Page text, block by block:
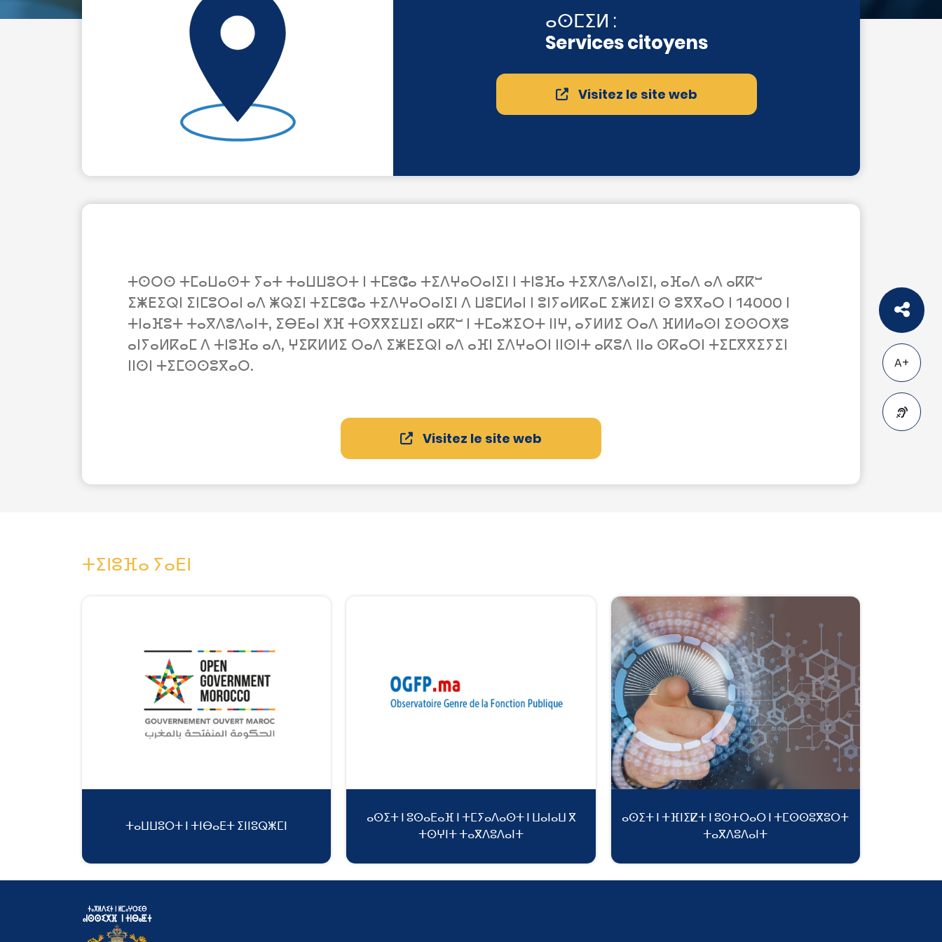
ⴰⵙⵎⵉⵍ :
Services citoyens
Visitez le site web
ⵜⵙⵔⵙ ⵜⵎⴰⵡⴰⵙⵜ ⵢⴰⵜ ⵜⴰⵡⵡⵓⵔⵜ ⵏ ⵜⵎⵓⵛⴰ ⵜⵉⴷⵖⴰⵔⴰⵏⵉⵏ ⵏ ⵜⵏⵓⴼⴰ ⵜⵉⴳⴷⵓⴷⴰⵏⵉⵏ, ⴰⴼⴰⴷ ⴰⴷ ⴰⴽⴽⵯ
ⵉⵥⴹⵉⵕⵏ ⵉⵏⵎⵓⵔⴰⵏ ⴰⴷ ⵥⵕⵉⵏ ⵜⵉⵎⵓⵛⴰ ⵜⵉⴷⵖⴰⵔⴰⵏⵉⵏ ⴷ ⵡⵓⵎⵍⴰⵏ ⵏ ⵓⵏⵢⴰⵍⴽⴰⵎ ⵉⵥⵍⵉⵏ ⵙ ⵓⴳⴳⴰⵔ ⵏ 14000 ⵏ
ⵜⵏⴰⴼⵓⵜ ⵜⴰⴳⴷⵓⴷⴰⵏⵜ, ⵉⴱⴹⴰⵏ ⵅⴼ ⵜⵙⴳⴳⵉⵡⵉⵏ ⴰⴽⴽⵯ ⵏ ⵜⵎⴰⵣⵉⵔⵜ ⵏⵏⵖ, ⴰⵢⵍⵍⵉ ⵔⴰⴷ ⴼⵍⵍⴰⵙⵏ ⵉⵙⵙⵔⵅⵓ
ⴰⵏⵢⴰⵍⴽⴰⵎ ⴷ ⵜⵏⵓⴼⴰ ⴰⴷ, ⵖⵉⴽⵍⵍⵉ ⵔⴰⴷ ⵉⵥⴹⵉⵕⵏ ⴰⴷ ⴰⴼⵏ ⵉⴷⵖⴰⵔⵏ ⵏⵏⵙⵏⵜ ⴰⴽⵓⴷ ⵏⵏⴰ ⵙⴽⴰⵔⵏ ⵜⵉⵎⴳⴳⵉⵢⵉⵏ
ⵏⵏⵙⵏ ⵜⵉⵎⵙⵙⵓⴳⴰⵔ.
Visitez le site web
A+
ⵜⵉⵏⵓⴼⴰ ⵢⴰⴹⵏ
ⵜⴰⵡⵡⵓⵔⵜ ⵏ ⵜⵏⴱⴰⴹⵜ ⵉⵏⵏⵓⵕⵥⵎⵏ
ⴰⵙⵉⵜ ⵏ ⵓⵙⴰⴹⴰⴼ ⵏ ⵜⵎⵢⴰⴷⴰⵙⵜ ⵏ ⵡⴰⵏⴰⵡ ⴳ
ⵜⵙⵖⵏⵜ ⵜⴰⴳⴷⵓⴷⴰⵏⵜ
ⴰⵙⵉⵜ ⵏ ⵜⴼⵏⵉⵇⵜ ⵏ ⵓⵙⵜⵔⴰⵔ ⵏ ⵜⵎⵙⵙⵓⴳⵓⵔⵜ
ⵜⴰⴳⴷⵓⴷⴰⵏⵜ